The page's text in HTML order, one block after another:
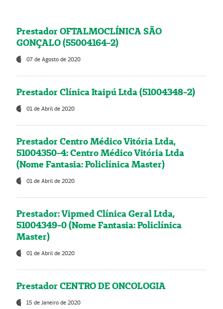
Prestador OFTALMOCLÍNICA SÃO
GONÇALO (55004164-2)
07 de Agosto de 2020
Prestador Clínica Itaipú Ltda (51004348-2)
01 de Abril de 2020
Prestador Centro Médico Vitória Ltda,
51004350-4: Centro Médico Vitória Ltda
(Nome Fantasia: Policlínica Master)
01 de Abril de 2020
Prestador: Vipmed Clínica Geral Ltda,
51004349-0 (Nome Fantasia: Policlínica
Master)
01 de Abril de 2020
Prestador CENTRO DE ONCOLOGIA
15 de Janeiro de 2020